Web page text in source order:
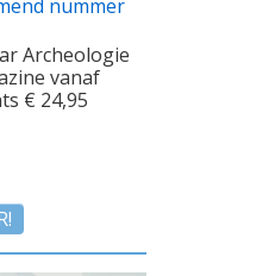
nummer
Archeologie
vanaf
€ 24,95